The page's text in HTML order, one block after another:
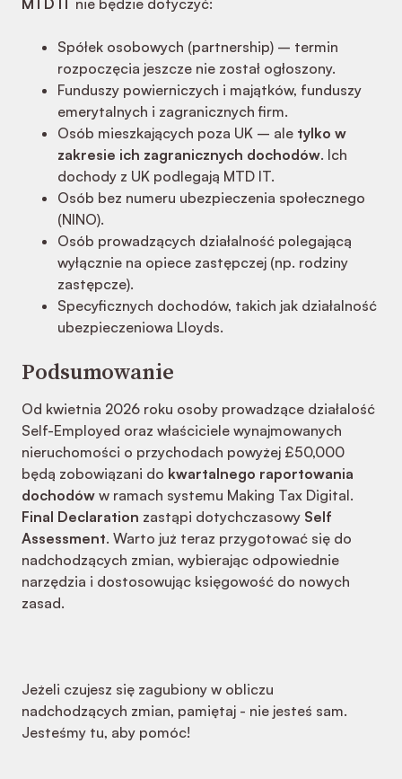
MTD IT nie będzie dotyczyć:
Spółek osobowych (partnership) – termin
rozpoczęcia jeszcze nie został ogłoszony.
Funduszy powierniczych i majątków, funduszy
emerytalnych i zagranicznych firm.
Osób mieszkających poza UK – ale tylko w
zakresie ich zagranicznych dochodów. Ich
dochody z UK podlegają MTD IT.
Osób bez numeru ubezpieczenia społecznego
(NINO).
Osób prowadzących działalność polegającą
wyłącznie na opiece zastępczej (np. rodziny
zastępcze).
Specyficznych dochodów, takich jak działalność
ubezpieczeniowa Lloyds.
Podsumowanie
Od kwietnia 2026 roku osoby prowadzące działalość
Self-Employed oraz właściciele wynajmowanych
nieruchomości o przychodach powyżej £50,000
będą zobowiązani do kwartalnego raportowania
dochodów w ramach systemu Making Tax Digital.
Final Declaration zastąpi dotychczasowy Self
Assessment. Warto już teraz przygotować się do
nadchodzących zmian, wybierając odpowiednie
narzędzia i dostosowując księgowość do nowych
zasad.
Jeżeli czujesz się zagubiony w obliczu
nadchodzących zmian, pamiętaj - nie jesteś sam.
Jesteśmy tu, aby pomóc!